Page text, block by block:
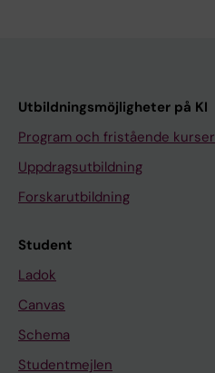
Utbildningsmöjligheter på KI
Program och fristående kurser
Uppdragsutbildning
Forskarutbildning
Student
Ladok
Canvas
Schema
Studentmejlen